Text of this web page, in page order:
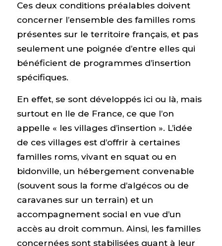
Ces deux conditions préalables doivent
concerner l’ensemble des familles roms
présentes sur le territoire français, et pas
seulement une poignée d’entre elles qui
bénéficient de programmes d’insertion
spécifiques.
En effet, se sont développés ici ou là, mais
surtout en Ile de France, ce que l’on
appelle « les villages d’insertion ». L’idée
de ces villages est d’offrir à certaines
familles roms, vivant en squat ou en
bidonville, un hébergement convenable
(souvent sous la forme d’algécos ou de
caravanes sur un terrain) et un
accompagnement social en vue d’un
accès au droit commun. Ainsi, les familles
concernées sont stabilisées quant à leur